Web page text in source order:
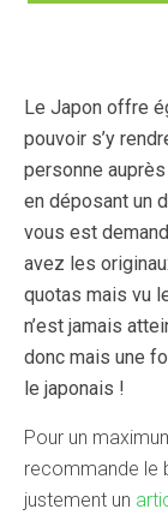
Le Japon offre
pouvoir s’y
personne
en déposant un
vous est
avez les
quotas mais vu
n’est jamais
donc mais une
le japonais !
Pour un
recommande le
justement un